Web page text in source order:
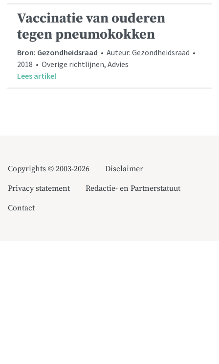
Vaccinatie van ouderen
tegen pneumokokken
Bron: Gezondheidsraad • Auteur: Gezondheidsraad •
2018 • Overige richtlijnen, Advies
Lees artikel
Copyrights © 2003-2026
Disclaimer
Privacy statement
Redactie- en Partnerstatuut
Contact